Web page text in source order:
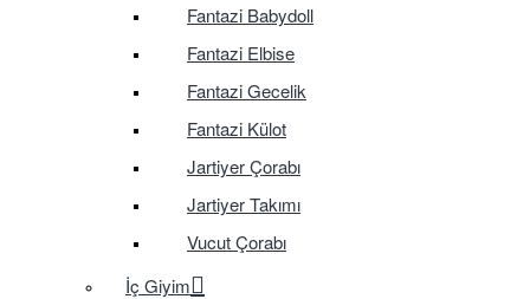
Fantazi Babydoll
Fantazi Elbise
Fantazi Gecelik
Fantazi Külot
Jartiyer Çorabı
Jartiyer Takımı
Vucut Çorabı
İç Giyim